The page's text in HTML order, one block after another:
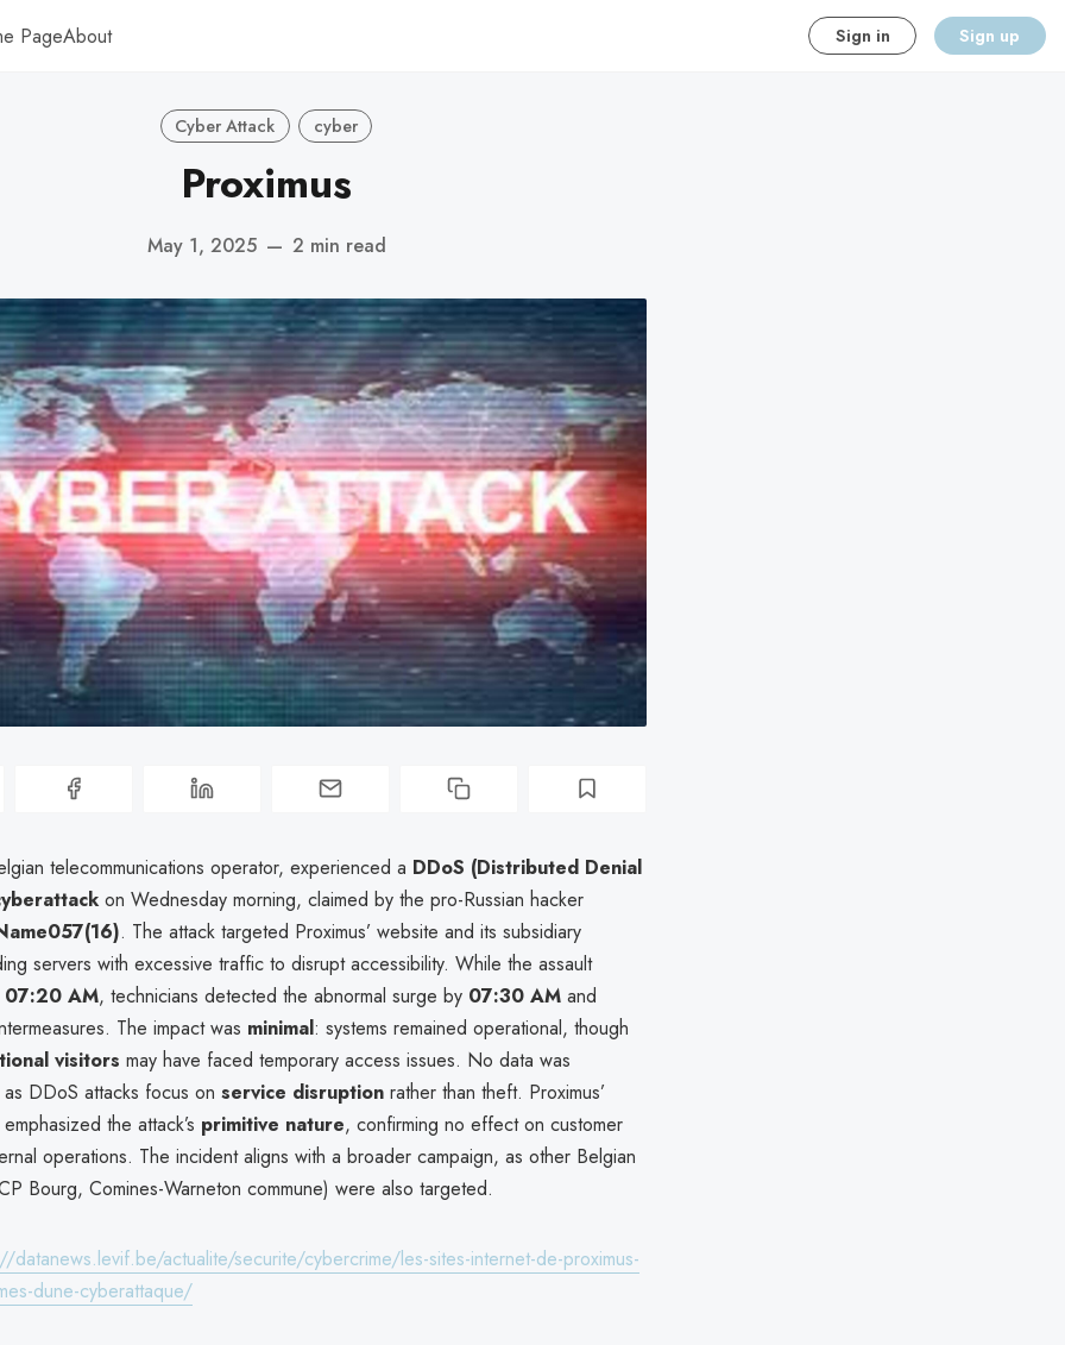
PageAbout Sign in Sign up
Cyber Attack cyber
Proximus
May 1, 2025 — 2 min read
telecommunications operator, experienced a DDoS (Distributed Denial
on Wednesday morning, claimed by the pro-Russian hacker
. The attack targeted Proximus’ website and its subsidiary
servers with excessive traffic to disrupt accessibility. While the assault
07:20 AM, technicians detected the abnormal surge by 07:30 AM and
The impact was minimal: systems remained operational, though
visitors may have faced temporary access issues. No data was
DDoS attacks focus on service disruption rather than theft. Proximus’
the attack’s primitive nature, confirming no effect on customer
operations. The incident aligns with a broader campaign, as other Belgian
Bourg, Comines-Warneton commune) were also targeted.
datanews.levif.be/actualite/securite/cybercrime/les-sites-internet-de-proximus-
dune-cyberattaque/